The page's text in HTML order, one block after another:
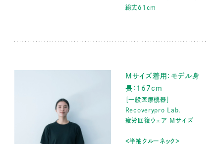
総丈61cm
Mサイズ着用：モデル身
長：167cm
［一般医療機器］
Recoverypro Lab.
疲労回復ウェア Mサイズ
＜半袖クルーネック＞